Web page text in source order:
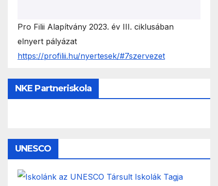
Pro Filii Alapítvány 2023. év III. ciklusában
elnyert pályázat
https://profilii.hu/nyertesek/#7szervezet
NKE Partneriskola
UNESCO